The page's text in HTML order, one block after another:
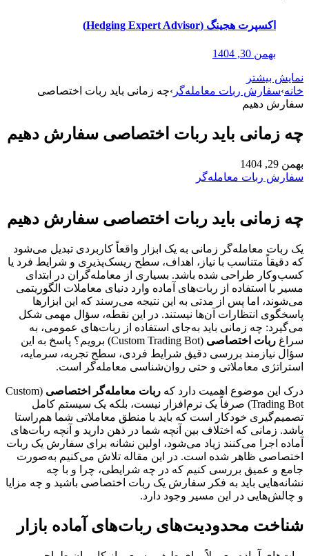
اکسپرت هجینگ (Hedging Expert Advisor)
بهمن 30, 1404
نمایش بیشتر
خانه›سفارش ربات معامله‌گر ›چه زمانی باید ربات اختصاصی
سفارش دهیم
چه زمانی باید ربات اختصاصی سفارش دهیم
بهمن 29, 1404
سفارش ربات معامله‌گر
چه زمانی باید ربات اختصاصی سفارش دهیم
یک ربات معامله‌گر زمانی به یک ابزار واقعاً کاربردی تبدیل می‌شود
که دقیقاً متناسب با نیاز، اهداف، سطح ریسک‌پذیری و شرایط فرد یا
کسب‌وکار طراحی شده باشد. بسیاری از معامله‌گران در ابتدای
مسیر با استفاده از ربات‌های آماده وارد دنیای معاملات الگوریتمی
می‌شوند، اما پس از مدتی به این نتیجه می‌رسند که این ابزارها
پاسخگوی انتظارات آن‌ها نیستند. در این نقطه، سؤال مهمی شکل
می‌گیرد: چه زمانی باید به‌جای استفاده از ربات‌های عمومی، به
سراغ ربات اختصاصی
(Custom Trading Bot) برویم؟ پاسخ به این
سؤال نیازمند بررسی دقیق شرایط فردی، سطح تجربه، سرمایه،
استراتژی معاملاتی و حتی روان‌شناسی معامله‌گر است.
درک این موضوع اهمیت دارد که ربات معامله‌گر اختصاصی (Custom
Trading Bot) صرفاً یک نرم‌افزار نیست، بلکه یک سیستم کامل
تصمیم‌گیری خودکار است که باید با منطق معاملاتی شما هم‌راستا
باشد. زمانی که اختلاف بین آنچه شما در ذهن دارید و آنچه ربات‌های
آماده اجرا می‌کنند زیاد می‌شود، اولین نشانه برای سفارش یک ربات
اختصاصی ظاهر شده است. در این مقاله تلاش می‌کنیم به‌صورت
جامع و عمیق بررسی کنیم که در چه شرایطی، چرا و با چه
نشانه‌هایی باید به فکر سفارش یک ربات اختصاصی باشید و چه مزایا
و چالش‌هایی در این مسیر وجود دارد.
شناخت محدودیت‌های ربات‌های آماده بازار